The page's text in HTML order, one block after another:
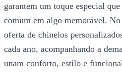
garantem um toque especial
comum em algo memorável.
oferta de chinelos
cada ano, acompanhando a
unam conforto, estilo e